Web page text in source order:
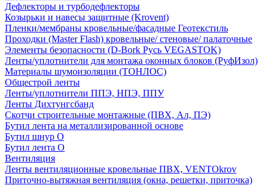
Дефлекторы и турбодефлекторы
Козырьки и навесы защитные (Krovent)
Пленки/мембраны кровельные/фасадные Геотекстиль
Проходки (Master Flash) кровельные/ стеновые/ палаточные
Элементы безопасности (D-Bork Русь VEGASTOK)
Ленты/уплотнители для монтажа оконных блоков (РуфИзол)
Материалы шумоизоляции (TОНЛОС)
Общестрой ленты
Ленты/уплотнители ППЭ, НПЭ, ППУ
Ленты Дихтунгсбанд
Скотчи строительные монтажные (ПВХ, Ал, ПЭ)
Бутил лента на металлизированной основе
Бутил шнур О
Бутил лента О
Вентиляция
Ленты вентиляционные кровельные ПВХ, VENTOkrov
Приточно-вытяжная вентиляция (окна, решетки, приточка)